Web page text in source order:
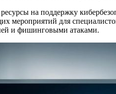
на поддержку
мероприятий для
и фишинговыми атаками.